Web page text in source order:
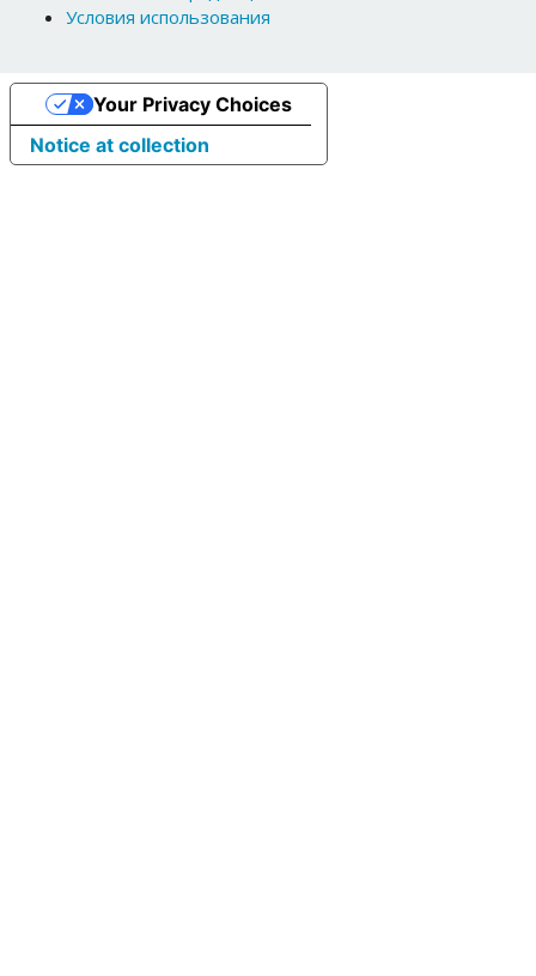
Условия использования
Notice at collection
Your Privacy Choices